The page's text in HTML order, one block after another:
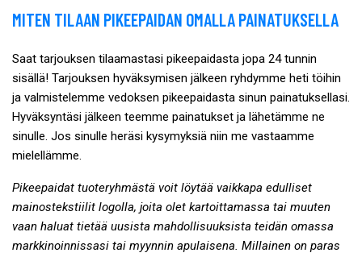
MITEN TILAAN PIKEEPAIDAN OMALLA PAINATUKSELLA
Saat tarjouksen tilaamastasi pikeepaidasta jopa 24 tunnin
sisällä! Tarjouksen hyväksymisen jälkeen ryhdymme heti töihin
ja valmistelemme vedoksen pikeepaidasta sinun painatuksellasi.
Hyväksyntäsi jälkeen teemme painatukset ja lähetämme ne
sinulle. Jos sinulle heräsi kysymyksiä niin me vastaamme
mielellämme.
Pikeepaidat tuoteryhmästä voit löytää vaikkapa edulliset
mainostekstiilit logolla, joita olet kartoittamassa tai muuten
vaan haluat tietää uusista mahdollisuuksista teidän omassa
markkinoinnissasi tai myynnin apulaisena. Millainen on paras